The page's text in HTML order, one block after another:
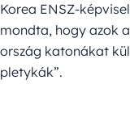
Korea ENSZ-
mondta, hogy azok
ország katonákat
pletykák”.